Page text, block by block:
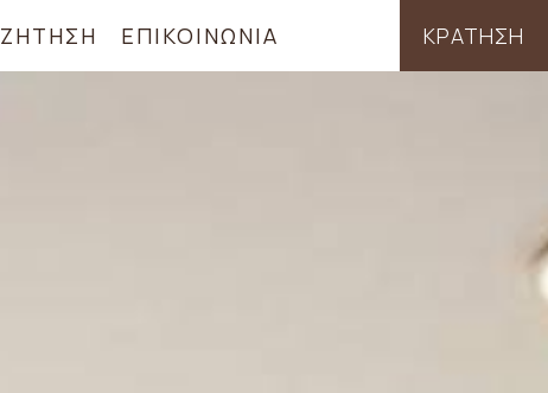
ΚΡΆΤΗΣΗ
ΖΉΤΗΣΗ ΕΠΙΚΟΙΝΩΝΊΑ